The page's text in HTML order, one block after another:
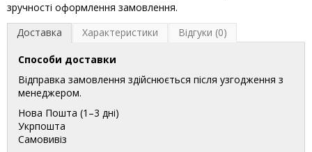
зручності оформлення замовлення.
Доставка
Характеристики Відгуки (0)
Способи доставки
Відправка замовлення здійснюється після узгодження з
менеджером.
Нова Пошта (1–3 дні)
Укрпошта
Самовивіз